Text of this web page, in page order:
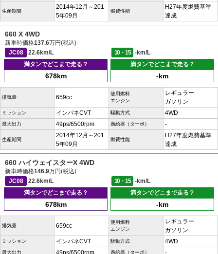
生産期間
2014年12月～201
5年09月
燃費性能
H27年度燃費基準
達成
660 X 4WD
新車時価格137.6万円(税込)
JC08
22.6km/L 10・15
-km/L
満タンでどこまで走る？
678km
満タンでどこまで走る？
-km
排気量 659cc
使用燃料
エンジン
レギュラー
ガソリン
ミッション インパネCVT 駆動方式 4WD
最大出力 49ps/6500rpm 過給器（ターボ） -
生産期間
2014年12月～201
5年09月
燃費性能
H27年度燃費基準
達成
660 ハイウェイスターX 4WD
新車時価格146.9万円(税込)
JC08
22.6km/L 10・15
-km/L
満タンでどこまで走る？
678km
満タンでどこまで走る？
-km
排気量 659cc
使用燃料
エンジン
レギュラー
ガソリン
ミッション インパネCVT 駆動方式 4WD
最大出力 過給器（ターボ）